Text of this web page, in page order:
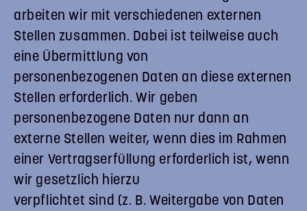
arbeiten wir mit verschiedenen externen
Stellen zusammen. Dabei ist teilweise auch
eine Übermittlung von
personenbezogenen Daten an diese externen
Stellen erforderlich. Wir geben
personenbezogene Daten nur dann an
externe Stellen weiter, wenn dies im Rahmen
einer Vertragserfüllung erforderlich ist, wenn
wir gesetzlich hierzu
verpflichtet sind (z. B. Weitergabe von Daten